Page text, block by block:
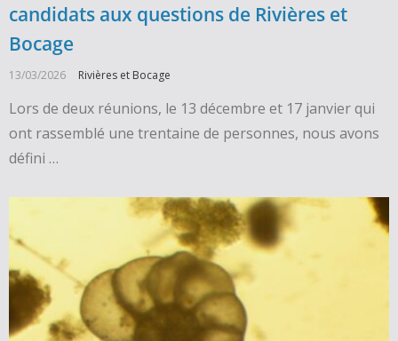
candidats aux questions de Rivières et
Bocage
13/03/2026 Rivières et Bocage
Lors de deux réunions, le 13 décembre et 17 janvier qui
ont rassemblé une trentaine de personnes, nous avons
défini …